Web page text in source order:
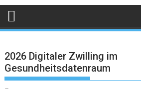
2026 Digitaler Zwilling im
Gesundheitsdatenraum